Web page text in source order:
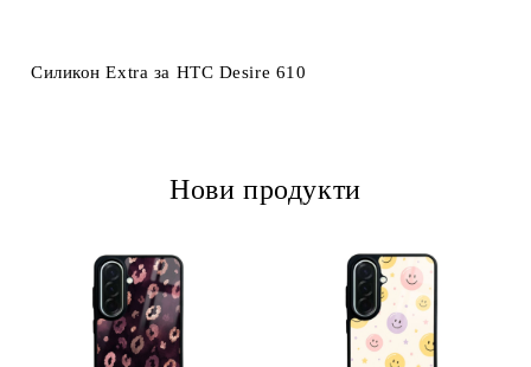
Силикон Extra за HTC Desire 610
Нови продукти